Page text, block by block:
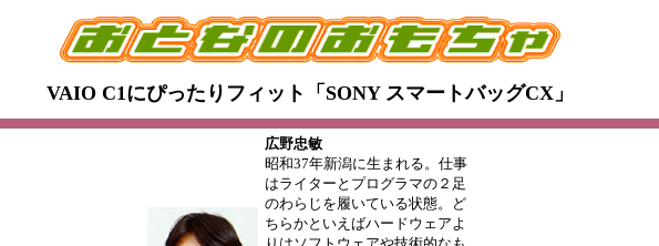
VAIO C1にぴったりフィット「SONY スマートバッグCX」
広野忠敏
昭和37年新潟に生まれる。仕事
はライターとプログラマの２足
のわらじを履いている状態。ど
ちらかといえばハードウェアよ